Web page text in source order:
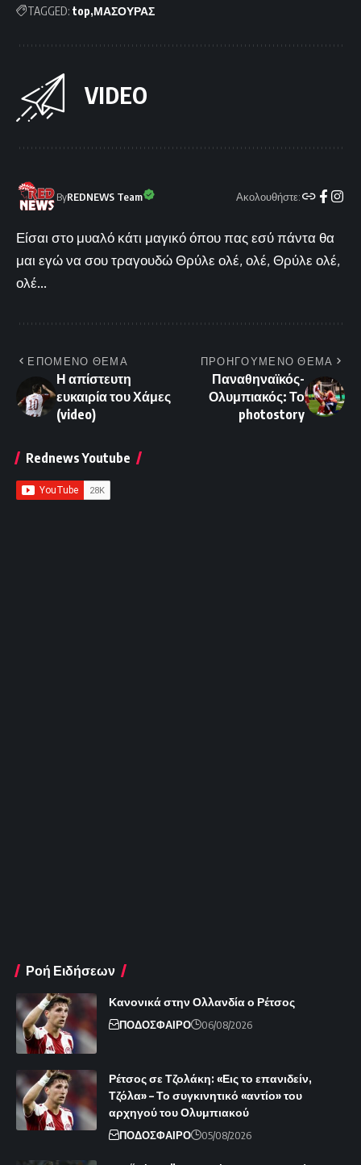
TAGGED: top ΜΑΣΟΥΡΑΣ
VIDEO
ByREDNEWS Team Ακολουθήστε:
Είσαι στο μυαλό κάτι μαγικό όπου πας εσύ πάντα θα
μαι εγώ να σου τραγουδώ Θρύλε ολέ, ολέ, Θρύλε ολέ,
ολέ...
ΕΠΟΜΕΝΟ ΘΕΜΑ
Η απίστευτη
ευκαιρία του Χάμες
(video)
ΠΡΟΗΓΟΥΜΕΝΟ ΘΕΜΑ
Παναθηναϊκός-
Ολυμπιακός: Το
photostory
Rednews Youtube
Ροή Ειδήσεων
Κανονικά στην Ολλανδία ο Ρέτσος
ΠΟΔΟΣΦΑΙΡΟ 06/08/2026
Ρέτσος σε Τζολάκη: «Εις το επανιδείν,
Τζόλα» – Το συγκινητικό «αντίο» του
αρχηγού του Ολυμπιακού
ΠΟΔΟΣΦΑΙΡΟ 05/08/2026